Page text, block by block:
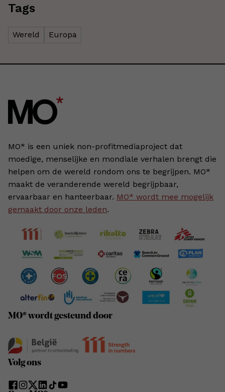
Tags
Wereld Europa
MO* is een uniek non-profitmediaproject dat
moedige, menselijke en mondiale verhalen brengt die
helpen om de wereld rondom ons te begrijpen. MO*
maakt de veranderende wereld begrijpbaar,
ervaarbaar en hanteerbaar. MO* wordt mee mogelijk
gemaakt door onze leden.
MO* wordt gesteund door
Volg ons